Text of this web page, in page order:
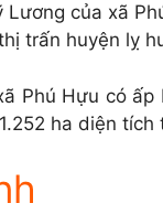
Lương của xã
trấn huyện lỵ
Phú Hựu có
ha diện